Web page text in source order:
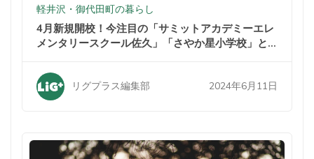
軽井沢・御代田町の暮らし
4月新規開校！今注目の「サミットアカデミーエレ
メンタリースクール佐久」「さやか星小学校」と
リグプラス編集部 2024年6月11日